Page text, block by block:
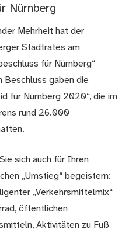
Nürnberg
Mehrheit hat der
Stadtrates am
für Nürnberg“
gaben die
für Nürnberg 2020“, die im
rund 26.000
sich auch für Ihren
„Umstieg“ begeistern:
„Verkehrsmittelmix“
öffentlichen
Aktivitäten zu Fuß